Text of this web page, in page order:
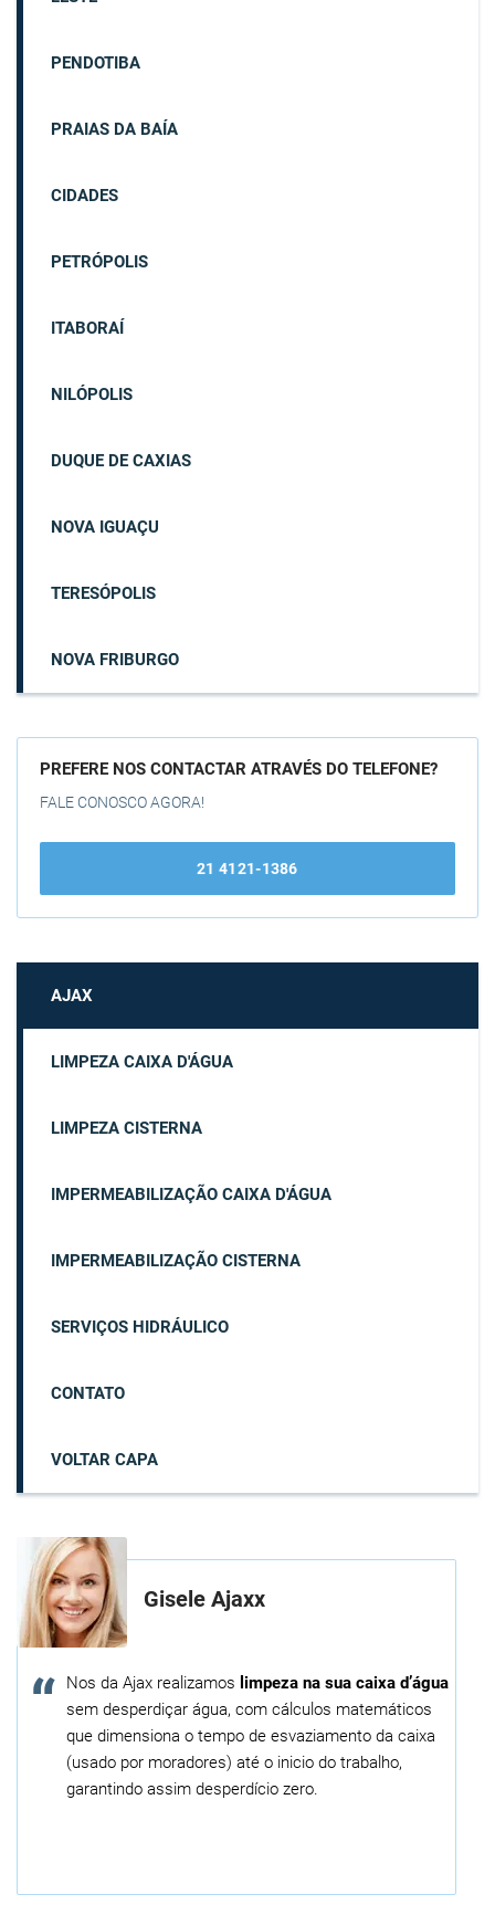
PENDOTIBA
PRAIAS DA BAÍA
CIDADES
PETRÓPOLIS
ITABORAÍ
NILÓPOLIS
DUQUE DE CAXIAS
NOVA IGUAÇU
TERESÓPOLIS
NOVA FRIBURGO
PREFERE NOS CONTACTAR ATRAVÉS DO TELEFONE?
FALE CONOSCO AGORA!
21 4121-1386
AJAX
LIMPEZA CAIXA D'ÁGUA
LIMPEZA CISTERNA
IMPERMEABILIZAÇÃO CAIXA D'ÁGUA
IMPERMEABILIZAÇÃO CISTERNA
SERVIÇOS HIDRÁULICO
CONTATO
VOLTAR CAPA
Gisele Ajaxx
Nos da Ajax realizamos limpeza na sua caixa d’água
sem desperdiçar água, com cálculos matemáticos
que dimensiona o tempo de esvaziamento da caixa
(usado por moradores) até o inicio do trabalho,
garantindo assim desperdício zero.